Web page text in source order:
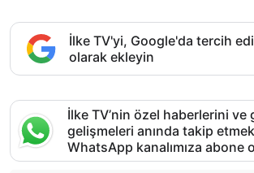
İlke TV'yi, Google'da tercih
olarak ekleyin
İlke TV’nin özel haberlerini ve
gelişmeleri anında takip
WhatsApp kanalımıza abone